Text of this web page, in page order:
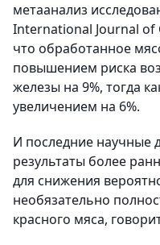
метаанализ
International Journal of
что обработанное
повышением риска
железы на 9%, тогда
увеличением на 6%.
И последние научные
результаты более
для снижения
необязательно
красного мяса,